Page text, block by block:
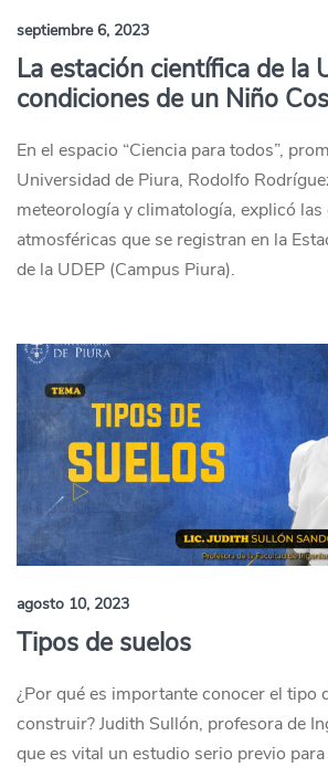
septiembre 6, 2023
La estación científica de la
condiciones de un Niño
En el espacio “Ciencia para todos”,
Universidad de Piura, Rodolfo
meteorología y climatología, explicó
atmosféricas que se registran en la
de la UDEP (Campus Piura).
agosto 10, 2023
Tipos de suelos
¿Por qué es importante conocer el tipo
construir? Judith Sullón, profesora de
que es vital un estudio serio previo